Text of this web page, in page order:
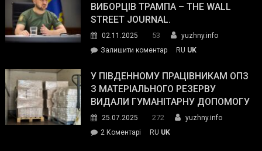
ВИБОРЦІВ ТРАМПА – THE WALL
STREET JOURNAL.
02.11.2025 53
yuzhny.info
Залишити коментарon
завойовує
симпатії
виборців
The
RU UK
У ПІВДЕННОМУ ПРАЦІВНИКАМ ОПЗ
З МАТЕРІАЛЬНОГО РЕЗЕРВУ
ВИДАЛИ ГУМАНІТАРНУ ДОПОМОГУ
25.07.2025 272
yuzhny.info
2 Коментарі
RU UK